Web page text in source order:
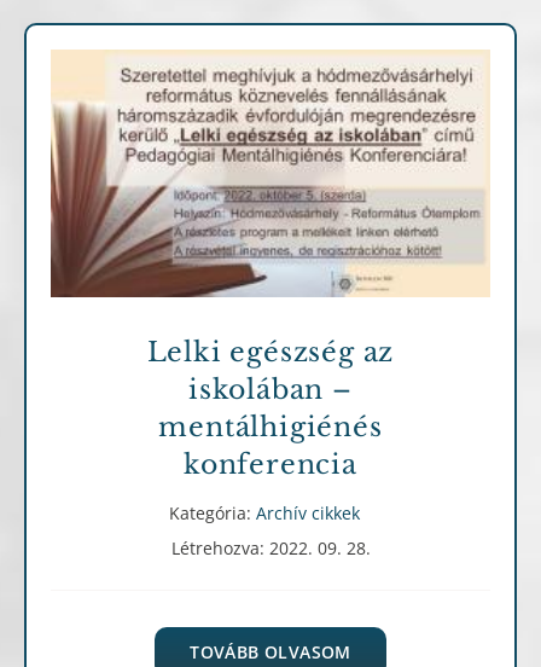
Archív cikkek
Lelki egészség az
iskolában –
mentálhigiénés
konferencia
Kategória: Archív cikkek
Létrehozva: 2022. 09. 28.
TOVÁBB OLVASOM